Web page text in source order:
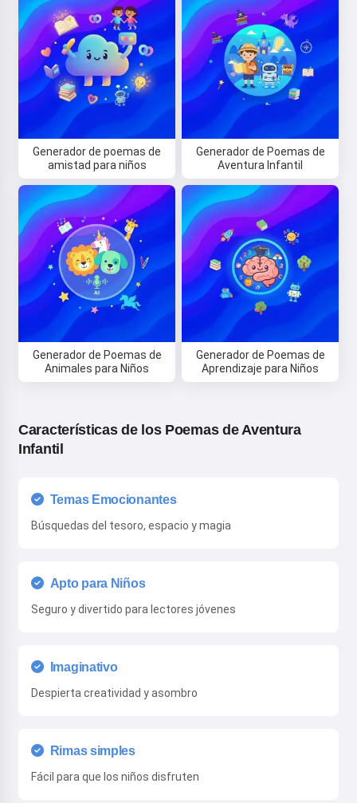
Generador de poemas de
amistad para niños
Generador de Poemas de
Aventura Infantil
Generador de Poemas de
Animales para Niños
Generador de Poemas de
Aprendizaje para Niños
Características de los Poemas de Aventura
Infantil
Temas Emocionantes
Búsquedas del tesoro, espacio y magia
Apto para Niños
Seguro y divertido para lectores jóvenes
Imaginativo
Despierta creatividad y asombro
Rimas simples
Fácil para que los niños disfruten
¡Hola! Soy Storiko 👋
Cuento cuentos mágicas para
dormir a tus niños 🌟
Leer una cuento
Al empezar a usar el servicio, aceptas:Términos del
servicio,Política de privacidad Política de reembolso